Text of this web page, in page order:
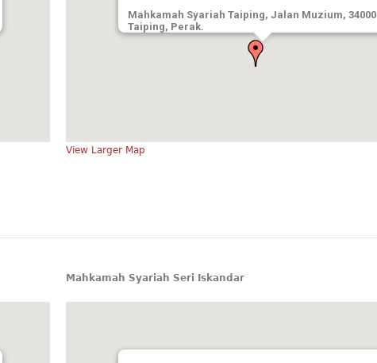
Mahkamah Syariah Taiping, Jalan Muzium, 34000
Taiping, Perak.
View Larger Map
Mahkamah Syariah Seri Iskandar